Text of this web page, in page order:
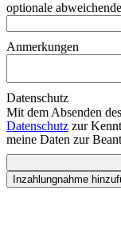
optionale
Anmerkungen
Datenschutz
Mit dem Absenden
Datenschutz zur
meine Daten zur
Inzahlungnahme